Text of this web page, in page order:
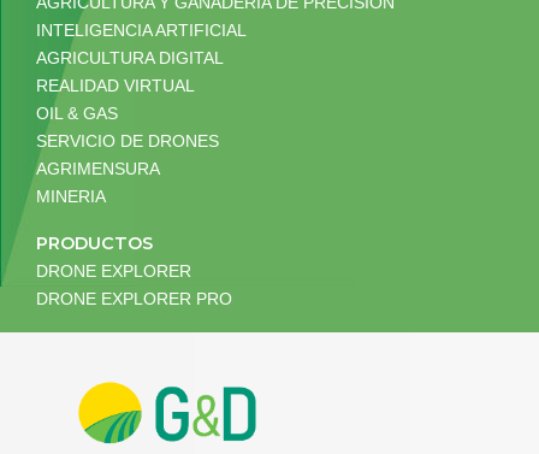
INTELIGENCIA ARTIFICIAL
AGRICULTURA DIGITAL
REALIDAD VIRTUAL
OIL & GAS
SERVICIO DE DRONES
AGRIMENSURA
MINERIA
PRODUCTOS
DRONE EXPLORER
DRONE EXPLORER PRO